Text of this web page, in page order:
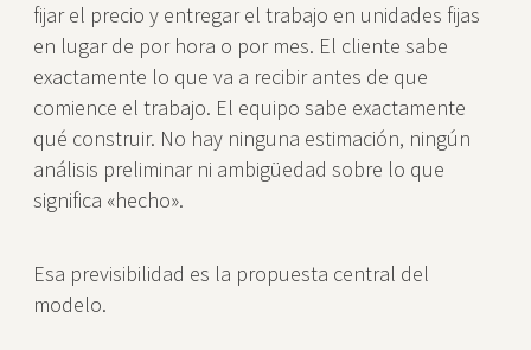
fijar el precio y entregar el trabajo en unidades fijas
en lugar de por hora o por mes. El cliente sabe
exactamente lo que va a recibir antes de que
comience el trabajo. El equipo sabe exactamente
qué construir. No hay ninguna estimación, ningún
análisis preliminar ni ambigüedad sobre lo que
significa «hecho».
Esa previsibilidad es la propuesta central del
modelo.